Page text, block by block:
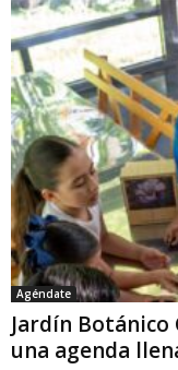
Agéndate
Jardín
una agenda